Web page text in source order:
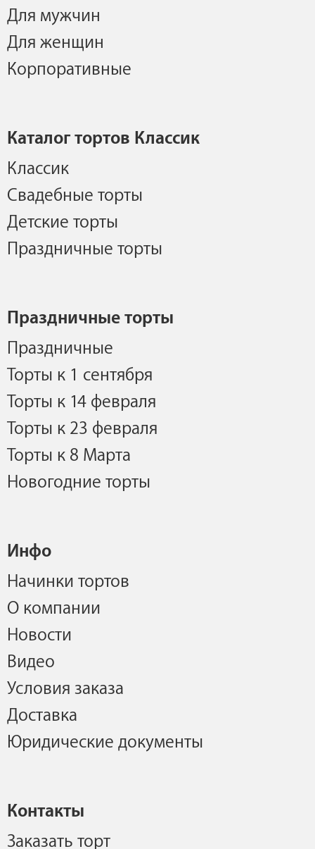
Для мужчин
Для женщин
Корпоративные
Каталог тортов Классик
Классик
Свадебные торты
Детские торты
Праздничные торты
Праздничные торты
Праздничные
Торты к 1 сентября
Торты к 14 февраля
Торты к 23 февраля
Торты к 8 Марта
Новогодние торты
Инфо
Начинки тортов
О компании
Новости
Видео
Условия заказа
Доставка
Юридические документы
Контакты
Заказать торт